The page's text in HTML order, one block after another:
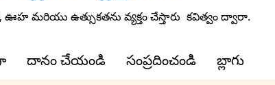
ఊహ మరియు ఉత్సుకతను వ్యక్తం చేస్తారు కవిత్వం ద్వారా.
దానం చేయండి సంప్రదించండి బ్లాగు